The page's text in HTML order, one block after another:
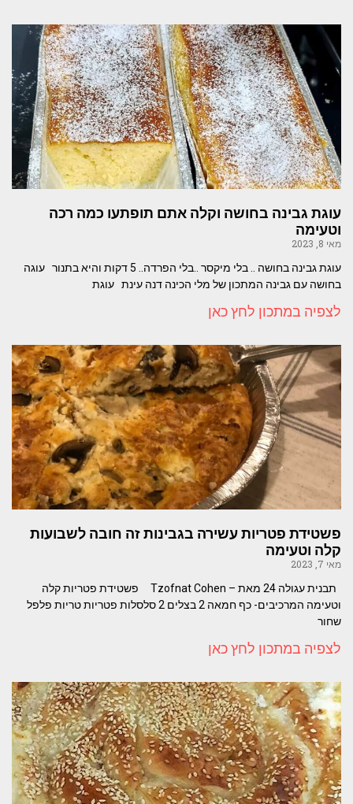
עוגת גבינה בחושה וקלה אתם תופתעו כמה רכה
וטעימה
מאי 8, 2023
עוגת גבינה בחושה .. בלי מיקסר ..בלי הפרדה.. 5 דקות והיא בתנור עוגה
בחושה עם גבינה המתכון של מלי הכינה דנה עינת עוגת
לצפיה במתכון לחץ כאן
פשטידת פטריות עשירה בגבינות זה חובה לשבועות
קלה וטעימה
מאי 7, 2023
תבנית עגולה 24 מאת – Tzofnat Cohen פשטידת פטריות קלה
וטעימה המרכיבים- כף חמאה 2 בצלים 2 סלסלות פטריות טריות פלפל
שחור
לצפיה במתכון לחץ כאן